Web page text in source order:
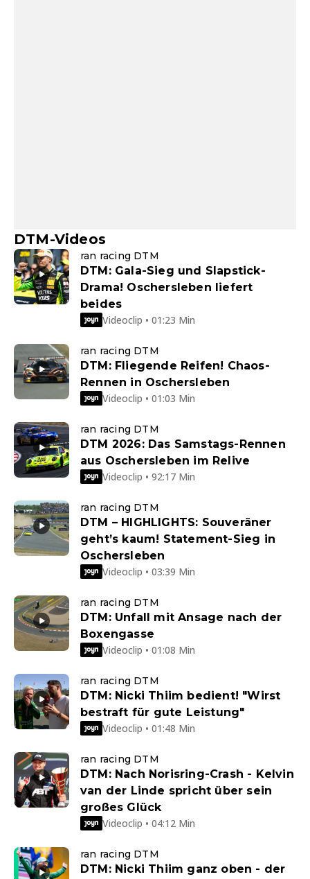
DTM-Videos
ran racing DTM
DTM: Gala-Sieg und Slapstick-
Drama! Oschersleben liefert
beides
Videoclip • 01:23 Min
ran racing DTM
DTM: Fliegende Reifen! Chaos-
Rennen in Oschersleben
Videoclip • 01:03 Min
ran racing DTM
DTM 2026: Das Samstags-Rennen
aus Oschersleben im Relive
Videoclip • 92:17 Min
ran racing DTM
DTM – HIGHLIGHTS: Souveräner
geht’s kaum! Statement-Sieg in
Oschersleben
Videoclip • 03:39 Min
ran racing DTM
DTM: Unfall mit Ansage nach der
Boxengasse
Videoclip • 01:08 Min
ran racing DTM
DTM: Nicki Thiim bedient! "Wirst
bestraft für gute Leistung"
Videoclip • 01:48 Min
ran racing DTM
DTM: Nach Norisring-Crash - Kelvin
van der Linde spricht über sein
großes Glück
Videoclip • 04:12 Min
ran racing DTM
DTM: Nicki Thiim ganz oben - der